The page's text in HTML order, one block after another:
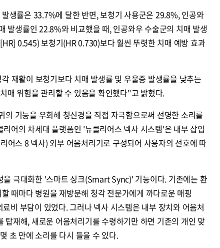
생률은 33.7%에 달한 반면, 보청기 사용군은 29.8%, 인공와
발생률인 22.8%와 비교했을 때, 인공와우 수술군의 치매 발생
0.545) 보청기(HR 0.730)보다 훨씬 뚜렷한 치매 예방 효과
재활이 보청기보다 치매 발생률 및 우울증 발생률을 낮추는
매 위험을 관리할 수 있음을 확인했다"고 밝혔다.
기능을 우회해 청신경을 직접 자극함으로써 선명한 소리를
어의 차세대 플랫폼인 '뉴클리어스 넥사 시스템'은 내부 삽입
어스 8 넥사) 외부 어음처리기로 구성되어 사용자의 선호에 따
극대화한 '스마트 싱크(Smart Sync)' 기능이다. 기존에는 환
때마다 병원을 재방문해 청각 전문가에게 까다로운 매핑
비 부담이 있었다. 그러나 넥사 시스템은 내부 장치와 어음처
재해, 새로운 어음처리기를 수령하기만 하면 기존의 개인 맞
초 만에 소리를 다시 들을 수 있다.